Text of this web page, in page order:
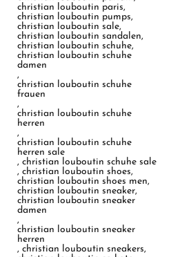
christian louboutin paris,
christian louboutin pumps,
christian louboutin sale,
christian louboutin sandalen,
christian louboutin schuhe,
christian louboutin schuhe
damen
,
christian louboutin schuhe
frauen
,
christian louboutin schuhe
herren
,
christian louboutin schuhe
herren sale
, christian louboutin schuhe sale
, christian louboutin shoes,
christian louboutin shoes men,
christian louboutin sneaker,
christian louboutin sneaker
damen
,
christian louboutin sneaker
herren
, christian louboutin sneakers,